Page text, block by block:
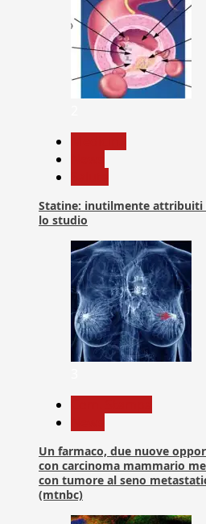
Statine: inutilmente
lo studio
Un farmaco, due nuove
con carcinoma mammario
con tumore al seno
(mtnbc)